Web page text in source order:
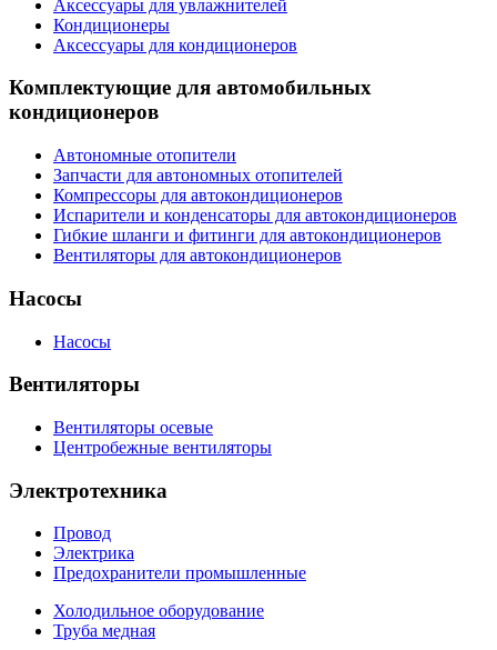
Аксессуары для увлажнителей
Кондиционеры
Аксессуары для кондиционеров
Комплектующие для автомобильных
кондиционеров
Автономные отопители
Запчасти для автономных отопителей
Компрессоры для автокондиционеров
Испарители и конденсаторы для автокондиционеров
Гибкие шланги и фитинги для автокондиционеров
Вентиляторы для автокондиционеров
Насосы
Насосы
Вентиляторы
Вентиляторы осевые
Центробежные вентиляторы
Электротехника
Провод
Электрика
Предохранители промышленные
Холодильное оборудование
Труба медная